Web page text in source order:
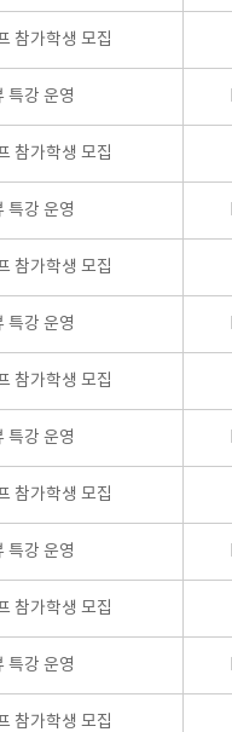
참가학생 모집
특강 운영
참가학생 모집
특강 운영
참가학생 모집
특강 운영
참가학생 모집
특강 운영
참가학생 모집
특강 운영
참가학생 모집
특강 운영
참가학생 모집